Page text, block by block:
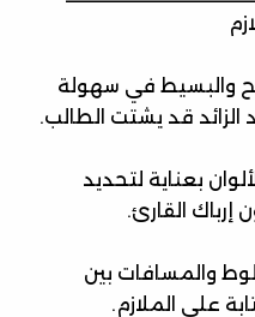
والبسيط في سهولة
الزائد قد يشتت الطالب.
بعناية لتحديد
إرباك القارئ.
والمسافات بين
على الملازم.